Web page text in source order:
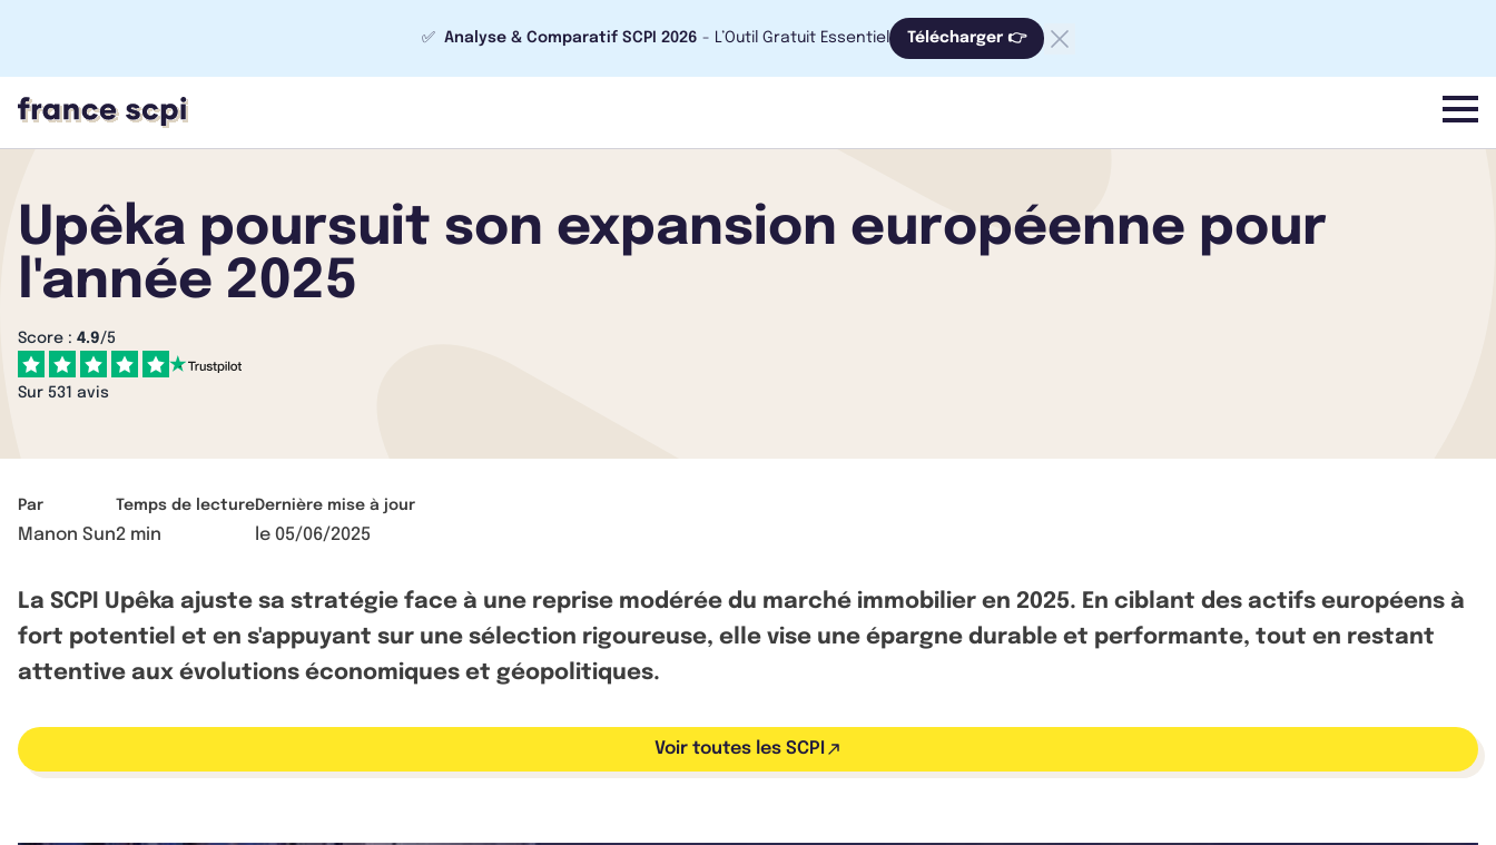
✅ Analyse & Comparatif SCPI 2026 - L’Outil Gratuit Essentiel Télécharger 👉
menu
Upêka poursuit son expansion européenne pour
l'année 2025
Score : 4.9/5
Sur 531 avis
Par
Manon Sun
Temps de lecture
2 min
Dernière mise à jour
le 05/06/2025
La SCPI Upêka ajuste sa stratégie face à une reprise modérée du marché immobilier en 2025. En ciblant des actifs européens à
fort potentiel et en s'appuyant sur une sélection rigoureuse, elle vise une épargne durable et performante, tout en restant
attentive aux évolutions économiques et géopolitiques.
Voir toutes les SCPI